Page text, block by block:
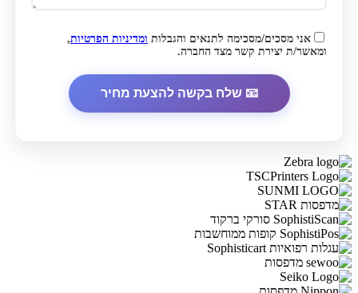
אני מסכים/מסכימה לתנאים והגבלות ומדיניות הפרטיות,
ומאשר/ת יצירת קשר מצד החברה.